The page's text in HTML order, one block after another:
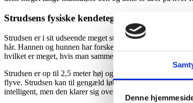
Denne
Strudsens fysiske kendetegn
Strudsen er i sit udseende meget stor og kraftig.
hår. Hannen og hunnen har forskellig farve på deres
hvilket er meget, hvis man sammenligner dens æg med et
Strudsen er op til 2,5 meter høj og er i den gruppe af
flyve. Strudsen kan til gengæld løbe utrolig stærkt, med
intelligent, men den klarer sig overraskende godt